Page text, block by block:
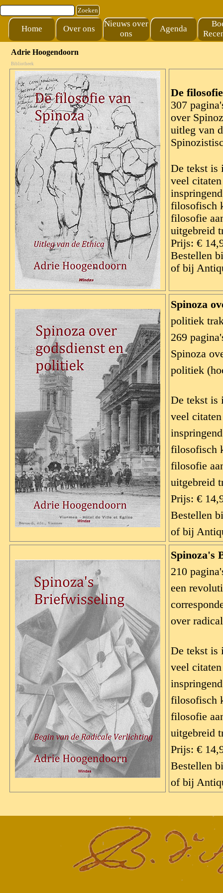
Ga naar de inhoud
Zoeken
Home Over ons
Nieuws over
ons
Agenda
Adrie Hoogendoorn
Bibliotheek
De
307
over
uitleg van
De tekst is
veel
filosofisch
filosofie
uitgebreid
Prijs: €
Bestellen
of bij
Spinoza
politiek
269
Spinoza
politiek
De tekst is
veel
filosofisch
filosofie
uitgebreid
Prijs: €
Bestellen
of bij
Spinoza's
210
een
over
De tekst is
veel
filosofisch
filosofie
uitgebreid
Prijs: €
Bestellen
of bij